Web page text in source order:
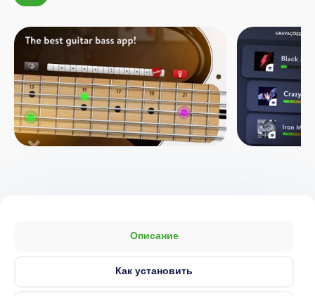
Описание
Как установить